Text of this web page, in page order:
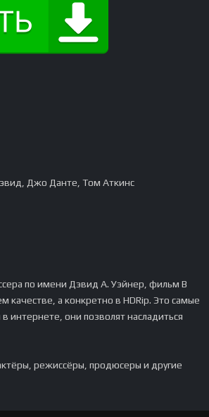
Джо Данте, Том Аткинс
по имени Дэвид А. Уэйнер, фильм В
а конкретно в HDRip. Это самые
интернете, они позволят насладиться
режиссёры, продюсеры и другие